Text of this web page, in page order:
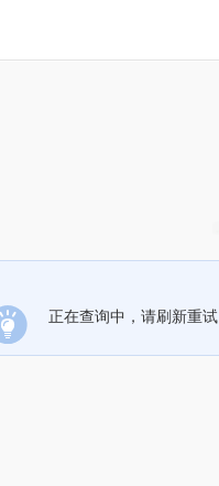
正在查询中，请刷新重试